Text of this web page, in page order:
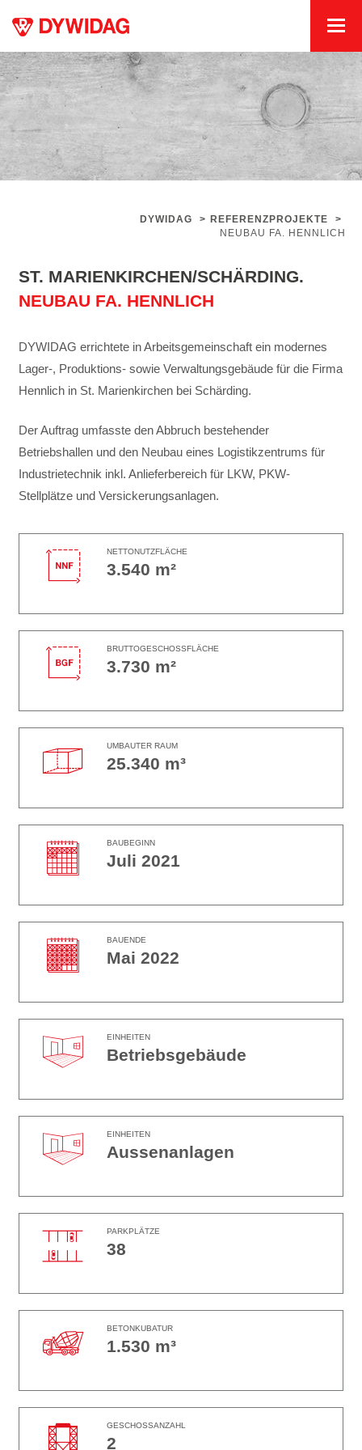
DYWIDAG > REFERENZPROJEKTE
>
NEUBAU FA. HENNLICH
ST. MARIENKIRCHEN/SCHÄRDING.
NEUBAU FA. HENNLICH
DYWIDAG errichtete in Arbeitsgemeinschaft ein modernes
Lager-, Produktions- sowie Verwaltungsgebäude für die Firma
Hennlich in St. Marienkirchen bei Schärding.
Der Auftrag umfasste den Abbruch bestehender
Betriebshallen und den Neubau eines Logistikzentrums für
Industrietechnik inkl. Anlieferbereich für LKW, PKW-
Stellplätze und Versickerungsanlagen.
NETTONUTZFLÄCHE
3.540 m²
BRUTTOGESCHOSSFLÄCHE
3.730 m²
UMBAUTER RAUM
25.340 m³
BAUBEGINN
Juli 2021
BAUENDE
Mai 2022
EINHEITEN
Betriebsgebäude
EINHEITEN
Aussenanlagen
PARKPLÄTZE
38
BETONKUBATUR
1.530 m³
GESCHOSSANZAHL
2